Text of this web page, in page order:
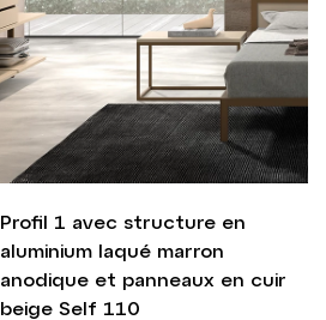
Profil 1 avec structure en
aluminium laqué marron
anodique et panneaux en cuir
beige Self 110